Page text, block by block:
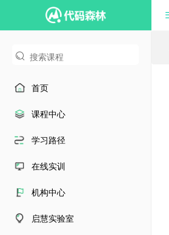
首页
课程中心
学习路径
在线实训
机构中心
启慧实验室